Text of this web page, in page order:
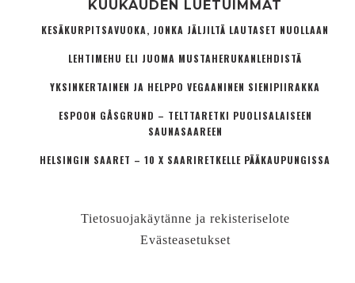
KUUKAUDEN LUETUIMMAT
KESÄKURPITSAVUOKA, JONKA JÄLJILTÄ LAUTASET NUOLLAAN
LEHTIMEHU ELI JUOMA MUSTAHERUKANLEHDISTÄ
YKSINKERTAINEN JA HELPPO VEGAANINEN SIENIPIIRAKKA
ESPOON GÅSGRUND – TELTTARETKI PUOLISALAISEEN
SAUNASAAREEN
HELSINGIN SAARET – 10 X SAARIRETKELLE PÄÄKAUPUNGISSA
Tietosuojakäytänne ja rekisteriselote
Evästeasetukset